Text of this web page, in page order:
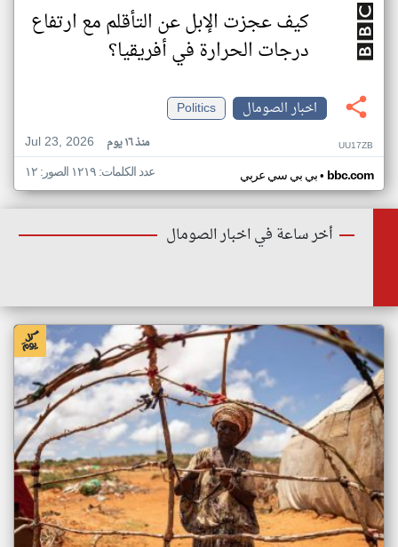
كيف عجزت الإبل عن التأقلم مع ارتفاع
درجات الحرارة في أفريقيا؟
اخبار الصومال
Politics
Jul 23, 2026
منذ ١٦ يوم UU17ZB
بي بي سي عربي• bbc.com عدد الكلمات: ١٢١٩ الصور: ١٢
أخر ساعة في اخبار الصومال